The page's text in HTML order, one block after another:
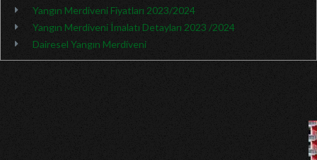
Yangın Merdiveni Fiyatları 2023/2024
Yangın Merdiveni İmalatı Detayları 2023 /2024
Dairesel Yangın Merdiveni